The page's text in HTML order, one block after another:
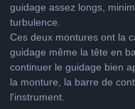
guidage assez longs,
turbulence.
Ces deux montures ont la
guidage même la tête en
continuer le guidage bien
la monture, la barre de
l'instrument.